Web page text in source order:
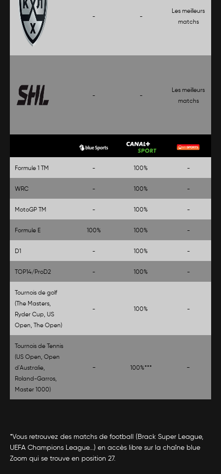
- -
Les meilleurs
matchs
- -
Les meilleurs
matchs
Formule 1 TM - 100% -
WRC - 100% -
MotoGP TM - 100% -
Formule E 100% 100% -
D1 - 100% -
TOP14/ProD2 - 100% -
Tournois de golf
(The Masters,
Ryder Cup, US
Open, The Open)
- 100% -
Tournois de Tennis
(US Open, Open
d'Australie,
Roland-Garros,
Master 1000)
- 100%*** -
*Vous retrouvez des matchs de football (Brack Super League,
UEFA Champions League...) en accès libre sur la chaîne blue
Zoom qui se trouve en position 27.